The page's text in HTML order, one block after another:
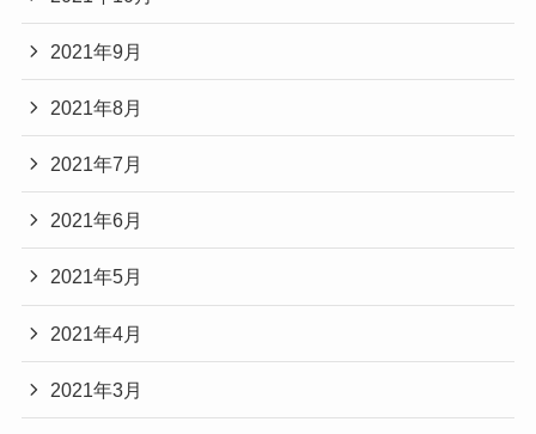
2021年9月
2021年8月
2021年7月
2021年6月
2021年5月
2021年4月
2021年3月